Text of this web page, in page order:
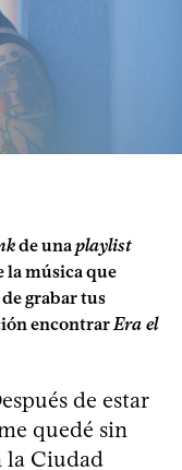
de unaplaylist
la música que
grabar tus
encontrar Era el
de estar
quedé sin
la Ciudad